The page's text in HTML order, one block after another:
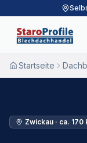
Startseite
Zwickau · ca. 170